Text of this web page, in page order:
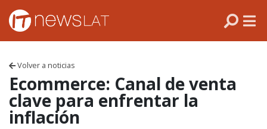
Skip to content
Volver a noticias
Ecommerce: Canal de venta
clave para enfrentar la
inflación
VENEZUELA
ECUADOR